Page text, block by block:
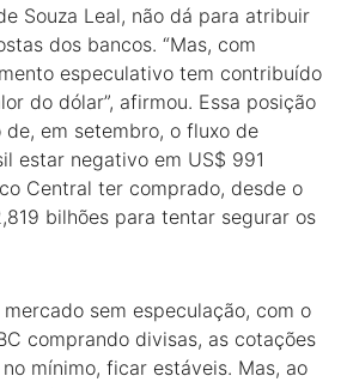
Souza Leal, não dá para atribuir
dos bancos. “Mas, com
especulativo tem contribuído
do dólar”, afirmou. Essa posição
em setembro, o fluxo de
estar negativo em US$ 991
Central ter comprado, desde o
bilhões para tentar segurar os
sem especulação, com o
comprando divisas, as cotações
mínimo, ficar estáveis. Mas, ao